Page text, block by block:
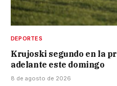
DEPORTES
Krujoski segundo en la
adelante este domingo
8 de agosto de 2026